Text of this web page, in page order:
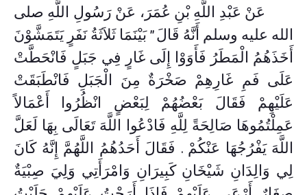
عَنْ عَبْدِ اللَّهِ بْنِ عُمَرَ، عَنْ رَسُولِ اللَّهِ صلى
الله عليه وسلم أَنَّهُ قَالَ ‏”‏ بَيْنَمَا ثَلاَثَةُ نَفَرٍ يَتَمَشَّوْنَ
أَخَذَهُمُ الْمَطَرُ فَأَوَوْا إِلَى غَارٍ فِي جَبَلٍ فَانْحَطَّتْ
عَلَى فَمِ غَارِهِمْ صَخْرَةٌ مِنَ الْجَبَلِ فَانْطَبَقَتْ
عَلَيْهِمْ فَقَالَ بَعْضُهُمْ لِبَعْضٍ انْظُرُوا أَعْمَالاً
عَمِلْتُمُوهَا صَالِحَةً لِلَّهِ فَادْعُوا اللَّهَ تَعَالَى بِهَا لَعَلَّ
اللَّهَ يَفْرُجُهَا عَنْكُمْ ‏.‏ فَقَالَ أَحَدُهُمُ اللَّهُمَّ إِنَّهُ كَانَ
لِي وَالِدَانِ شَيْخَانِ كَبِيرَانِ وَامْرَأَتِي وَلِيَ صِبْيَةٌ